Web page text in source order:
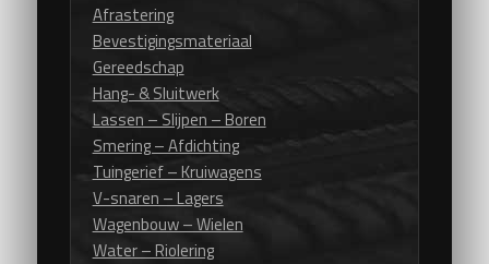
Afrastering
Bevestigingsmateriaal
Gereedschap
Hang- & Sluitwerk
Lassen – Slijpen – Boren
Smering – Afdichting
Tuingerief – Kruiwagens
V-snaren – Lagers
Wagenbouw – Wielen
Water – Riolering